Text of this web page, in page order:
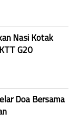
Nasi Kotak
G20
Doa Bersama